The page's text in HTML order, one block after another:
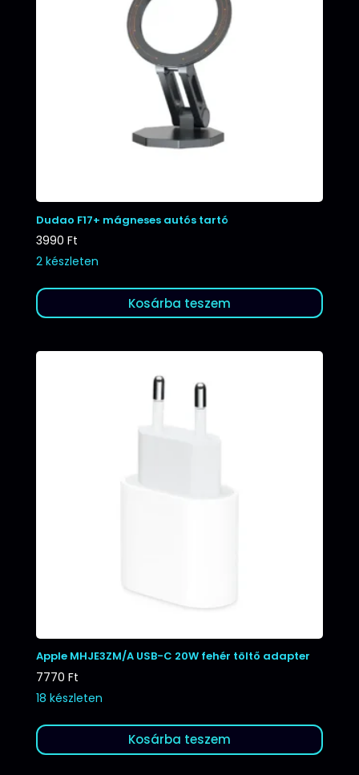
Dudao F17+ mágneses autós tartó
3990 Ft
2 készleten
Kosárba teszem
Apple MHJE3ZM/A USB-C 20W fehér töltő adapter
7770 Ft
18 készleten
Kosárba teszem